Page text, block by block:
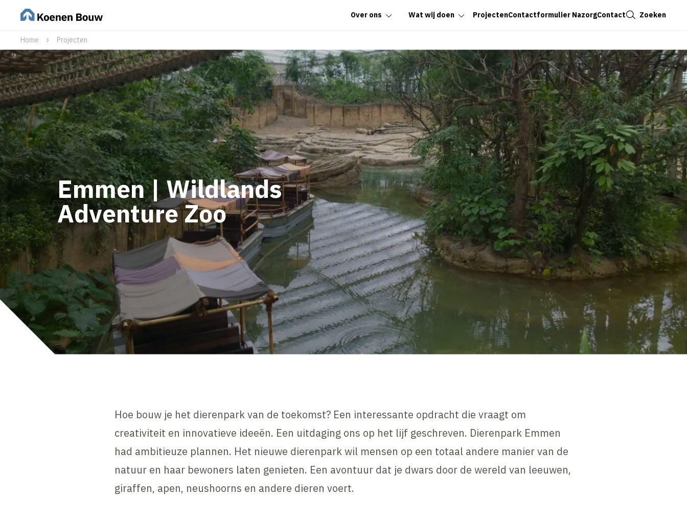
Over ons Wat wij doen ProjectenContactformulier NazorgContact Zoeken
Home Projecten
Emmen | Wildlands
Adventure Zoo
Hoe bouw je het dierenpark van de toekomst? Een interessante opdracht die vraagt om
creativiteit en innovatieve ideeën. Een uitdaging ons op het lijf geschreven. Dierenpark Emmen
had ambitieuze plannen. Het nieuwe dierenpark wil mensen op een totaal andere manier van de
natuur en haar bewoners laten genieten. Een avontuur dat je dwars door de wereld van leeuwen,
giraffen, apen, neushoorns en andere dieren voert.
Sluiten